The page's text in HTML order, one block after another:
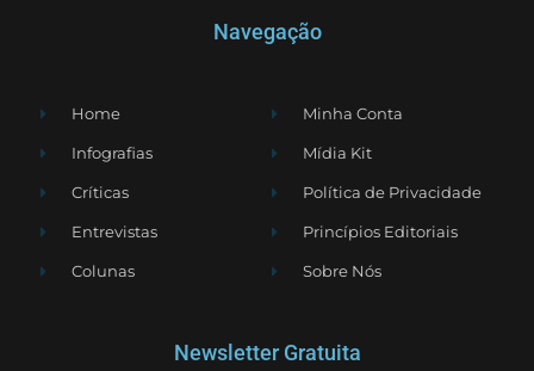
Navegação
Home
Infografias
Críticas
Entrevistas
Colunas
Minha Conta
Mídia Kit
Política de Privacidade
Princípios Editoriais
Sobre Nós
Newsletter Gratuita